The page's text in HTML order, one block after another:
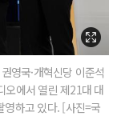
영국·개혁신당 이준석
오에서 열린 제21대 대
영하고 있다. [사진=국